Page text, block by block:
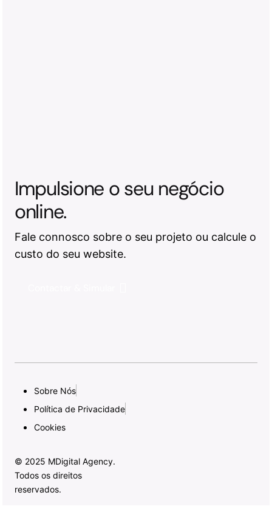
Impulsione o seu negócio
online.
Fale connosco sobre o seu projeto ou calcule o
custo do seu website.
© 2025 MDigital Agency.
Todos os direitos
reservados.
Sobre Nós
Política de Privacidade
Cookies